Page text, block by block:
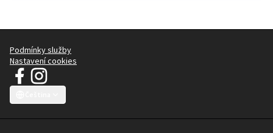
Podmínky služby
Nastavení cookies
JT Manifesto - Kampaň za čisté oblečení na Facebooku
(Externí odkaz)
JT Manifesto - Kampaň za čisté oblečení na Instagramu
(Externí odkaz)